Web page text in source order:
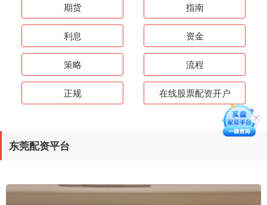
期货 指南
利息 资金
策略 流程
正规 在线股票配资开户
东莞配资平台